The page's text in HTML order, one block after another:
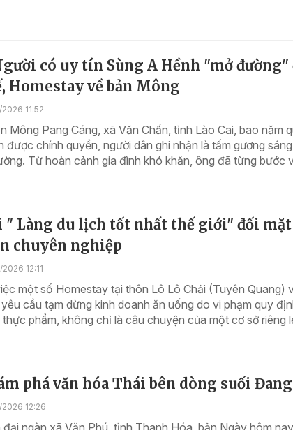
có uy tín Sùng A Hềnh "mở đường"
Homestay về bản Mông
11:52
Mông Pang Cáng, xã Văn Chấn, tỉnh Lào Cai, bao năm
được chính quyền, người dân ghi nhận là tấm gương
Từ hoàn cảnh gia đình khó khăn, ông đã từng bước
" Làng du lịch tốt nhất thế giới" đối
chuyên nghiệp
12:11
một số Homestay tại thôn Lô Lô Chải (Tuyên Quang)
cầu tạm dừng kinh doanh ăn uống do vi phạm quy
phẩm, không chỉ là câu chuyện của một cơ sở riêng
phá văn hóa Thái bên dòng suối Đang
12:26
đại ngàn xã Văn Phú, tỉnh Thanh Hóa, bản Ngày hôm